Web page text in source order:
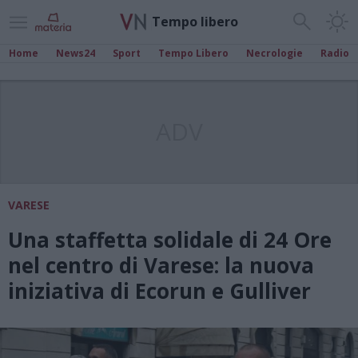
Tempo libero
Home News24 Sport Tempo Libero Necrologie Radio
VARESE
Una staffetta solidale di 24 Ore
nel centro di Varese: la nuova
iniziativa di Ecorun e Gulliver